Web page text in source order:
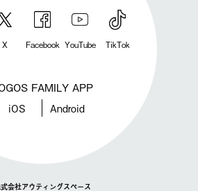
X Facebook YouTube TikTok
FAMILY APP
iOS Android
会社アウティングスペース